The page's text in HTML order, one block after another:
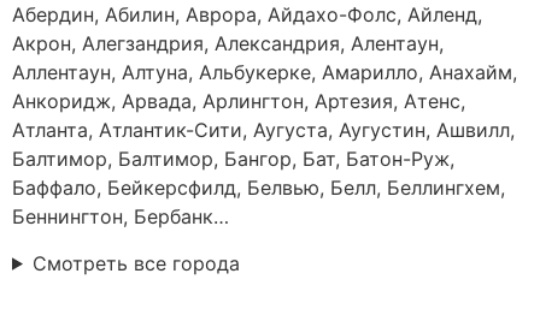
Абердин, Абилин, Аврора, Айдахо-Фолс, Айленд,
Акрон, Алегзандрия, Александрия, Алентаун,
Аллентаун, Алтуна, Альбукерке, Амарилло, Анахайм,
Анкоридж, Арвада, Арлингтон, Артезия, Атенс,
Атланта, Атлантик-Сити, Аугуста, Аугустин, Ашвилл,
Балтимор, Балтимор, Бангор, Бат, Батон-Руж,
Баффало, Бейкерсфилд, Белвью, Белл, Беллингхем,
Беннингтон, Бербанк…
Смотреть все города